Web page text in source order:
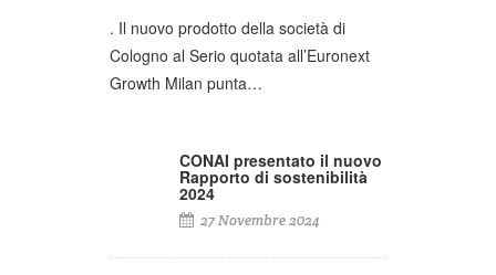
. Il nuovo prodotto della società di
Cologno al Serio quotata all’Euronext
Growth Milan punta…
CONAI presentato il nuovo
Rapporto di sostenibilità
2024
27 Novembre 2024